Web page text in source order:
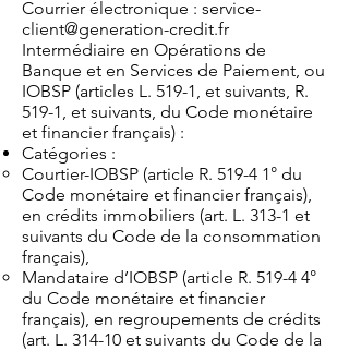
Courrier électronique : service-
client@generation-credit.fr
Intermédiaire en Opérations de
Banque et en Services de Paiement, ou
IOBSP (articles L. 519-1, et suivants, R.
519-1, et suivants, du Code monétaire
et financier français) :
Catégories :
Courtier-IOBSP (article R. 519-4 1° du
Code monétaire et financier français),
en crédits immobiliers (art. L. 313-1 et
suivants du Code de la consommation
français),
Mandataire d’IOBSP (article R. 519-4 4°
du Code monétaire et financier
français), en regroupements de crédits
(art. L. 314-10 et suivants du Code de la